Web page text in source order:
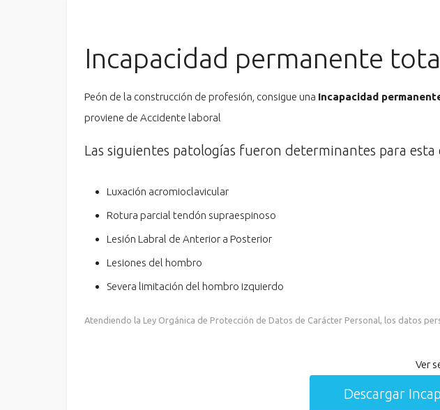
Incapacidad permanente
Peón de la construcción de profesión, consigue una Incapacidad
proviene de Accidente laboral
Las siguientes patologías fueron determinantes para esta
Luxación acromioclavicular
Rotura parcial tendón supraespinoso
Lesión Labral de Anterior a Posterior
Lesiones del hombro
Severa limitación del hombro izquierdo
Atendiendo la Ley Orgánica de Protección de Datos de Carácter Personal, los datos
Ver
Descargar